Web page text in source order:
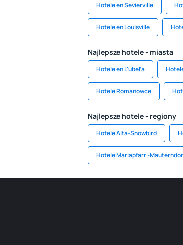
Hotele en Sevierville
Hotele en Louisville
Najlepsze hotele - miasta
Hotele en L'ubeľa
Hotele Romanowce
Najlepsze hotele - regiony
Hotele Alta-Snowbird
Hotele Mariapfarr -